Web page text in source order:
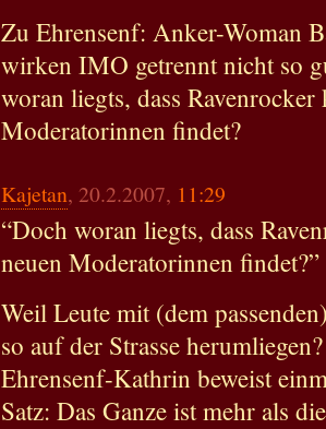
Zu Ehrensenf: Anker-Woman
wirken IMO getrennt nicht so
woran liegts, dass
Moderatorinnen findet?
Kajetan, 20.2.2007, 11:29
“Doch woran liegts, dass
neuen Moderatorinnen findet?”
Weil Leute mit (dem
so auf der Strasse
Ehrensenf-Kathrin beweist
Satz: Das Ganze ist mehr als